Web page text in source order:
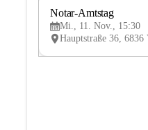
Notar-Amtstag
Mi., 11. Nov., 15:30